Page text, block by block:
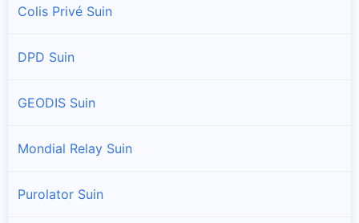
Colis Privé Suin
DPD Suin
GEODIS Suin
Mondial Relay Suin
Purolator Suin